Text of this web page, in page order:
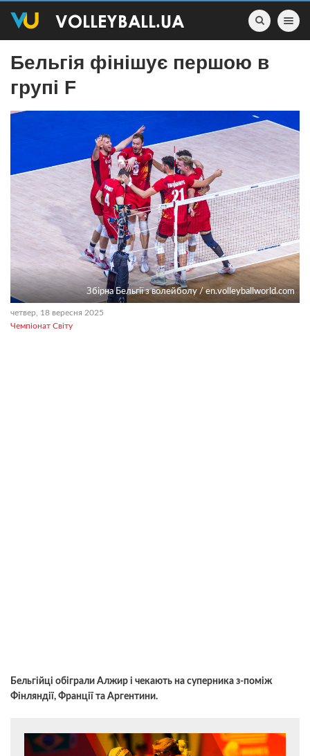
Toggle
Бельгія фінішує першою в
групі F
Збірна Бельгії з волейболу / en.volleyballworld.com
четвер, 18 вересня 2025
Чемпіонат Світу
Бельгійці обіграли Алжир і чекають на суперника з-поміж
Фінляндії, Франції та Аргентини.